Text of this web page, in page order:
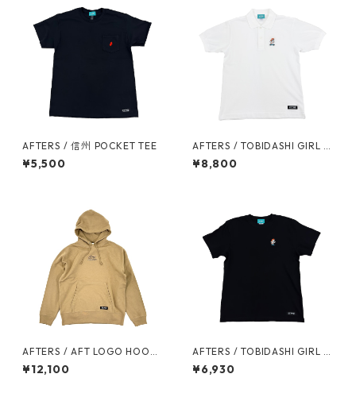
AFTERS / 信州 POCKET TEE
¥5,500
AFTERS / TOBIDASHI GIRL P
OLO
¥8,800
AFTERS / AFT LOGO HOODI
E
¥12,100
AFTERS / TOBIDASHI GIRL T
EE
¥6,930